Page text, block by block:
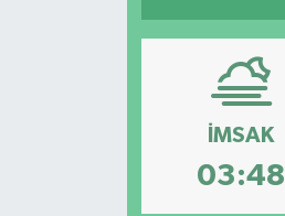
İMSAK
03:48